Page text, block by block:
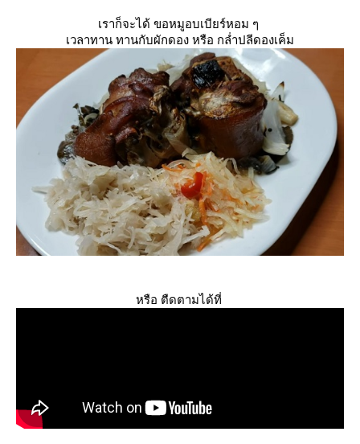
เราก็จะได้ ขอหมูอบเบียร์หอม ๆ
เวลาทาน ทานกับผักดอง หรือ กล่ำปลีดองเค็ม
หรือ ตืดตามได้ที่